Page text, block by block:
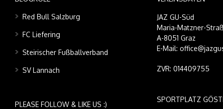
Red Bull Salzburg
FC Liefering
Steirischer Fußballverband
SV Lannach
PLEASE FOLLOW & LIKE US :)
JAZ GU-Süd
Maria-Matzner-
A-8051 Graz
E-Mail:
ZVR: 014409755
SPORTPLATZ